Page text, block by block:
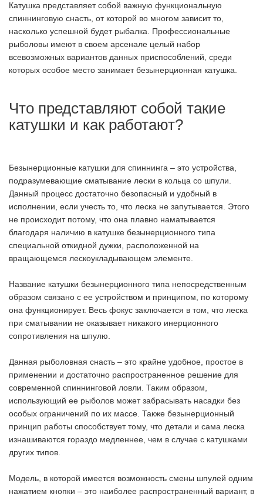
Катушка представляет собой важную функциональную
спиннинговую снасть, от которой во многом зависит то,
насколько успешной будет рыбалка. Профессиональные
рыболовы имеют в своем арсенале целый набор
всевозможных вариантов данных приспособлений, среди
которых особое место занимает безынерционная катушка.
Что представляют собой такие
катушки и как работают?
Безынерционные катушки для спиннинга – это устройства,
подразумевающие сматывание лески в кольца со шпули.
Данный процесс достаточно безопасный и удобный в
исполнении, если учесть то, что леска не запутывается. Этого
не происходит потому, что она плавно наматывается
благодаря наличию в катушке безынерционного типа
специальной откидной дужки, расположенной на
вращающемся лескоукладывающем элементе.
Название катушки безынерционного типа непосредственным
образом связано с ее устройством и принципом, по которому
она функционирует. Весь фокус заключается в том, что леска
при сматывании не оказывает никакого инерционного
сопротивления на шпулю.
Данная рыболовная снасть – это крайне удобное, простое в
применении и достаточно распространенное решение для
современной спиннинговой ловли. Таким образом,
использующий ее рыболов может забрасывать насадки без
особых ограничений по их массе. Также безынерционный
принцип работы способствует тому, что детали и сама леска
изнашиваются гораздо медленнее, чем в случае с катушками
других типов.
Модель, в которой имеется возможность смены шпулей одним
нажатием кнопки – это наиболее распространенный вариант, в